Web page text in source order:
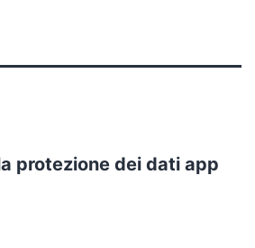
protezione dei dati app